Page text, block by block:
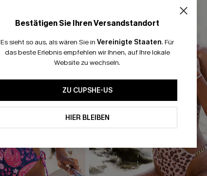
Bestätigen Sie Ihren Versandstandort
Es sieht so aus, als wären Sie in Vereinigte Staaten. Für
das beste Erlebnis empfehlen wir Ihnen, auf Ihre lokale
Website zu wechseln.
ZU CUPSHE-US
HIER BLEIBEN